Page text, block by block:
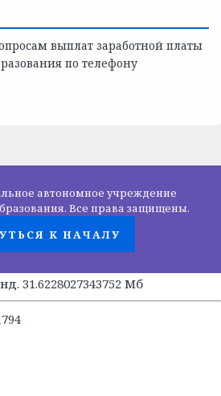
— НЕТ
выплат заработной платы